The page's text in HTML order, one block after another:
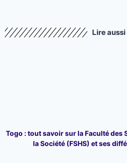
Lire aussi
Togo : tout savoir sur la Faculté des
la Société (FSHS) et ses